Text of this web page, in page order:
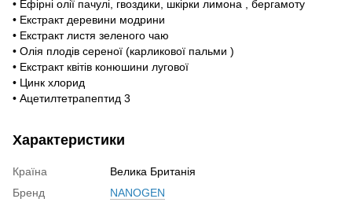
• Ефірні олії пачулі, гвоздики, шкірки лимона , бергамоту
• Екстракт деревини модрини
• Екстракт листя зеленого чаю
• Олія плодів сереної (карликової пальми )
• Екстракт квітів конюшини лугової
• Цинк хлорид
• Ацетилтетрапептид 3
Характеристики
Країна
Велика Британія
Бренд
NANOGEN